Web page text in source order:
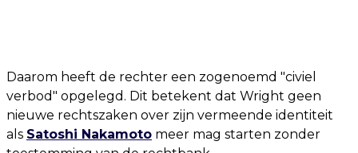
Daarom heeft de rechter een zogenoemd "civiel
verbod" opgelegd. Dit betekent dat Wright geen
nieuwe rechtszaken over zijn vermeende identiteit
als Satoshi Nakamoto meer mag starten zonder